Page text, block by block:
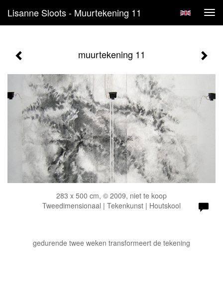
Lisanne Sloots - Muurtekening 11
muurtekening 11
283 x 500 cm, © 2009, niet te koop
Tweedimensionaal | Tekenkunst | Houtskool
gedurende twee weken transformeert de tekening